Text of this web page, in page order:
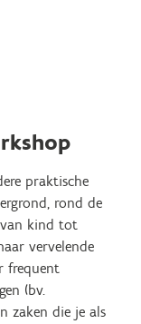
praktische
rond de
kind tot
vervelende
frequent
(bv.
zaken die je als